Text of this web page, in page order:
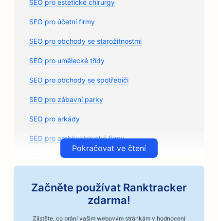
SEO pro estetické chirurgy
SEO pro účetní firmy
SEO pro obchody se starožitnostmi
SEO pro umělecké třídy
SEO pro obchody se spotřebiči
SEO pro zábavní parky
SEO pro arkády
SEO pro architektonické firmy
SEO pro řemeslné pražírny kávy
SEO pro autoservisy
SEO pro autoservisy
Pokračovat ve čtení
Začněte používat Ranktracker
zdarma!
Zjistěte, co brání vašim webovým stránkám v hodnocení